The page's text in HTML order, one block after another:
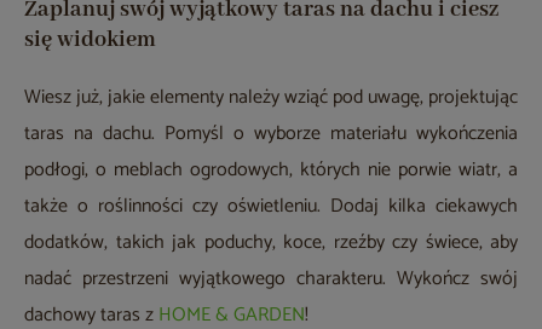
Zaplanuj swój wyjątkowy taras na dachu i ciesz
się widokiem
Wiesz już, jakie elementy należy wziąć pod uwagę, projektując
taras na dachu. Pomyśl o wyborze materiału wykończenia
podłogi, o meblach ogrodowych, których nie porwie wiatr, a
także o roślinności czy oświetleniu. Dodaj kilka ciekawych
dodatków, takich jak poduchy, koce, rzeźby czy świece, aby
nadać przestrzeni wyjątkowego charakteru. Wykończ swój
dachowy taras zHOME & GARDEN!